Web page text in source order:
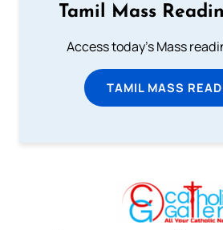
Tamil Mass
Access today's Mass
TAMIL MASS